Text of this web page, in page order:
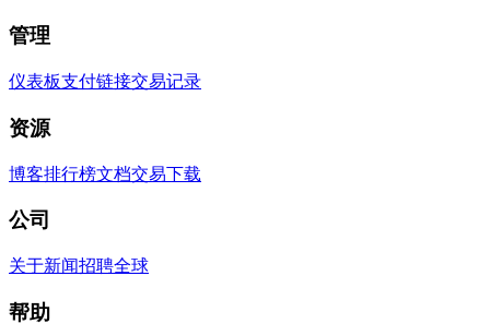
管理
仪表板支付链接交易记录
资源
博客排行榜文档交易下载
公司
关于新闻招聘全球
帮助